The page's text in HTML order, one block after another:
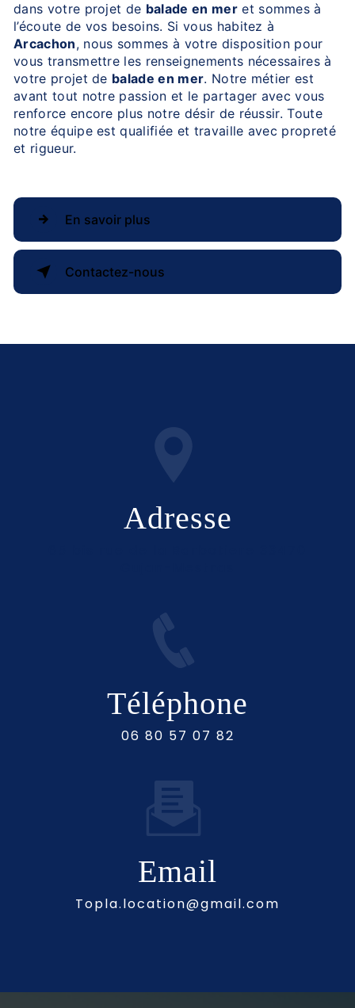
dans votre projet de balade en meret sommes à
l’écoute de vos besoins. Si vous habitez à
Arcachon, nous sommes à votre disposition pour
vous transmettre les renseignements nécessaires à
votre projet de balade en mer. Notre métier est
avant tout notre passion et le partager avec vous
renforce encore plus notre désir de réussir. Toute
notre équipe est qualifiée et travaille avec propreté
et rigueur.
En savoir plus
Contactez-nous
Adresse
Téléphone
06 80 57 07 82
Email
topla.location@gmail.com